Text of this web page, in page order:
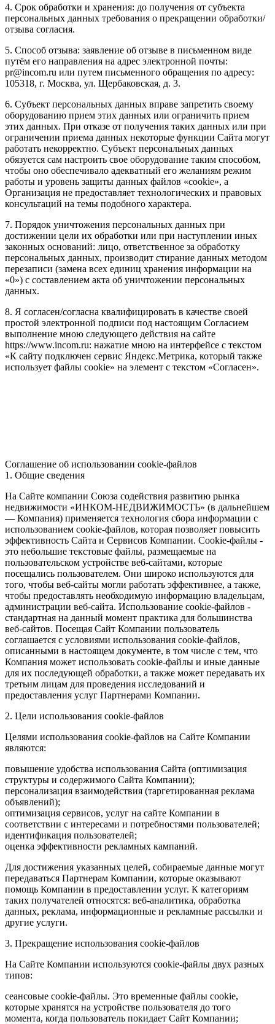
4. Срок обработки и хранения: до получения от субъекта
персональных данных требования о прекращении обработки/
отзыва согласия.
5. Способ отзыва: заявление об отзыве в письменном виде
путём его направления на адрес электронной почты:
pr@incom.ru или путем письменного обращения по адресу:
105318, г. Москва, ул. Щербаковская, д. 3.
6. Субъект персональных данных вправе запретить своему
оборудованию прием этих данных или ограничить прием
этих данных. При отказе от получения таких данных или при
ограничении приема данных некоторые функции Сайта могут
работать некорректно. Субъект персональных данных
обязуется сам настроить свое оборудование таким способом,
чтобы оно обеспечивало адекватный его желаниям режим
работы и уровень защиты данных файлов «cookie», а
Организация не предоставляет технологических и правовых
консультаций на темы подобного характера.
7. Порядок уничтожения персональных данных при
достижении цели их обработки или при наступлении иных
законных оснований: лицо, ответственное за обработку
персональных данных, производит стирание данных методом
перезаписи (замена всех единиц хранения информации на
«0») с составлением акта об уничтожении персональных
данных.
8. Я согласен/согласна квалифицировать в качестве своей
простой электронной подписи под настоящим Согласием
выполнение мною следующего действия на сайте
https://www.incom.ru: нажатие мною на интерфейсе с текстом
«К сайту подключен сервис Яндекс.Метрика, который также
использует файлы cookie» на элемент с текстом «Согласен».
Соглашение об использовании cookie-файлов
1. Общие сведения
На Сайте компании Союза содействия развитию рынка
недвижимости «ИНКОМ-НЕДВИЖИМОСТЬ» (в дальнейшем
— Компания) применяется технология сбора информации с
использованием cookie-файлов, которая позволяет повысить
эффективность Сайта и Сервисов Компании. Сookie-файлы -
это небольшие текстовые файлы, размещаемые на
пользовательском устройстве веб-сайтами, которые
посещались пользователем. Они широко используются для
того, чтобы веб-сайты могли работать эффективнее, а также,
чтобы предоставлять необходимую информацию владельцам,
администрации веб-сайта. Использование cookie-файлов -
стандартная на данный момент практика для большинства
веб-сайтов. Посещая Сайт Компании пользователь
соглашается с условиями использования cookie-файлов,
описанными в настоящем документе, в том числе с тем, что
Компания может использовать cookie-файлы и иные данные
для их последующей обработки, а также может передавать их
третьим лицам для проведения исследований и
предоставления услуг Партнерами Компании.
2. Цели использования cookie-файлов
Целями использования cookie-файлов на Сайте Компании
являются:
повышение удобства использования Сайта (оптимизация
структуры и содержимого Сайта Компании);
персонализация взаимодействия (таргетированная реклама
объявлений);
оптимизация сервисов, услуг на сайте Компании в
соответствии с интересами и потребностями пользователей;
идентификация пользователей;
оценка эффективности рекламных кампаний.
Для достижения указанных целей, собираемые данные могут
передаваться Партнерам Компании, которые оказывают
помощь Компании в предоставлении услуг. К категориям
таких получателей относятся: веб-аналитика, обработка
данных, реклама, информационные и рекламные рассылки и
другие услуги.
3. Прекращение использования cookie-файлов
На Сайте Компании используются cookie-файлы двух разных
типов:
сеансовые cookie-файлы. Это временные файлы cookie,
которые хранятся на устройстве пользователя до того
момента, когда пользователь покидает Сайт Компании;